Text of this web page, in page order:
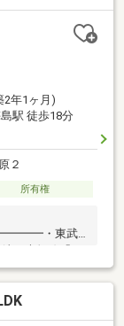
ろんライフプ
2年1ヶ月)
駅 徒歩18分
２
所有権
・東武
線・つくばエ
」駅バス乗車
・土地